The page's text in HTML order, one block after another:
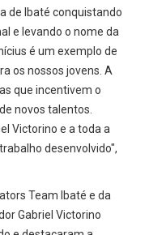
de Ibaté conquistando
e levando o nome da
é um exemplo de
os nossos jovens. A
que incentivem o
novos talentos.
Victorino e a toda a
desenvolvido",
Team Ibaté e da
Gabriel Victorino